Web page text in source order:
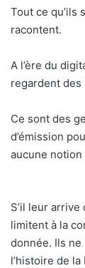
Tout ce qu’ils
racontent.
A l’ère du
regardent des
Ce sont des
d’émission
aucune notion
S’il leur
limitent à la
donnée. Ils ne
l’histoire de la